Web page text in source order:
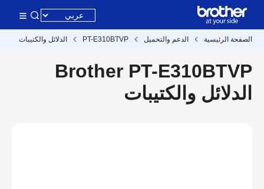
الصفحة الرئيسية الدعم والتحميل PT-E310BTVP الدلائل والكتيبات
Brother PT-E310BTVP
الدلائل والكتيبات